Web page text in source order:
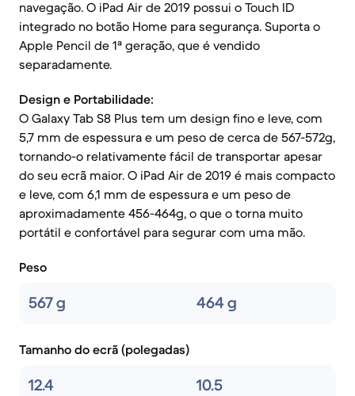
navegação. O iPad Air de 2019 possui o Touch ID
integrado no botão Home para segurança. Suporta o
Apple Pencil de 1ª geração, que é vendido
separadamente.
Design e Portabilidade:
O Galaxy Tab S8 Plus tem um design fino e leve, com
5,7 mm de espessura e um peso de cerca de 567-572g,
tornando-o relativamente fácil de transportar apesar
do seu ecrã maior. O iPad Air de 2019 é mais compacto
e leve, com 6,1 mm de espessura e um peso de
aproximadamente 456-464g, o que o torna muito
portátil e confortável para segurar com uma mão.
Peso
567 g 464 g
Tamanho do ecrã (polegadas)
12.4 10.5